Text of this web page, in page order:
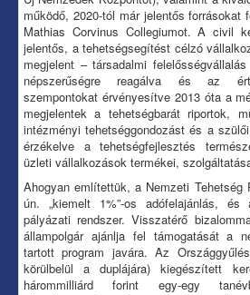
működő, 2020-tól már jelentős forrásokat
Mathias Corvinus Collegiumot. A civil
jelentős, a tehetségsegítést célzó
megjelent – társadalmi
népszerűségre reagálva és az
szempontokat érvényesítve 2013 óta a
megjelentek a tehetségbarát riportok,
intézményi tehetséggondozást és a
érzékelve a tehetségfejlesztés
üzleti vállalkozások termékei,
Ahogyan említettük, a Nemzeti Tehetség
ún. „kiemelt 1%”-os adófelajánlás,
pályázati rendszer. Visszatérő
állampolgár ajánlja fel támogatását a
tartott program javára. Az
körülbelül a duplájára) kiegészített
hárommilliárd forint egy-egy